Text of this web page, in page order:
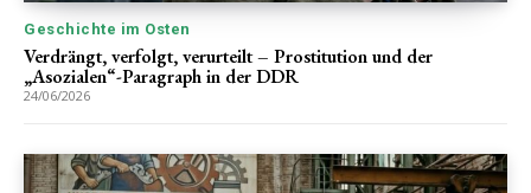
Geschichte im Osten
Verdrängt, verfolgt, verurteilt – Prostitution und der
„Asozialen“-Paragraph in der DDR
24/06/2026